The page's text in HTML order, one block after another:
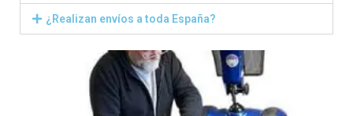
¿Realizan envíos a toda España?